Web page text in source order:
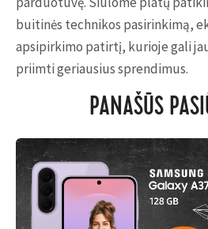
buitinės technikos pasirinkimą,
apsipirkimo patirtį, kurioje gali
priimti geriausius sprendimus.
PANAŠŪS